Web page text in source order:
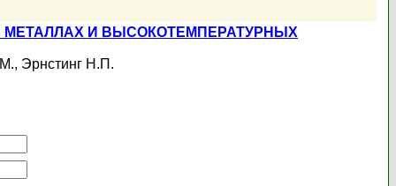
И ВЫСОКОТЕМПЕРАТУРНЫХ
, Эрнстинг Н.П.